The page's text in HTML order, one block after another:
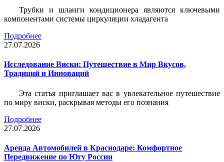
Трубки и шланги кондиционера являются ключевыми
компонентами системы циркуляции хладагента
Подробнее
27.07.2026
Исследование Виски: Путешествие в Мир Вкусов,
Традиций и Инноваций
Эта статья приглашает вас в увлекательное путешествие
по миру виски, раскрывая методы его познания
Подробнее
27.07.2026
Аренда Автомобилей в Краснодаре: Комфортное
Передвижение по Югу России